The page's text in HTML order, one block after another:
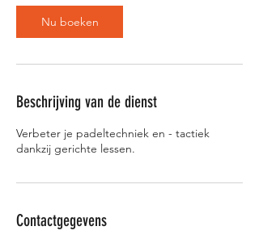
i
n
.
Nu boeken
Beschrijving van de dienst
Verbeter je padeltechniek en - tactiek
dankzij gerichte lessen.
Contactgegevens